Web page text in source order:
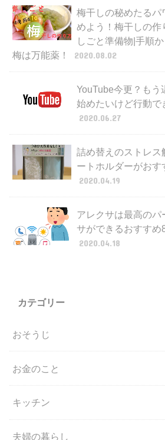
梅干しの秘めたるパ
めよう！梅干しの作
しごと準備物|手順
梅は万能薬！
2020.08.02
YouTube今更？もう
始めたいけど行動で
2020.06.27
詰め替えのストレス
ートホルダーがおす
2020.04.19
アレクサは最高のパ
サができるおすすめ
2020.04.18
カテゴリー
おそうじ
お金のこと
キッチン
夫婦の暮らし